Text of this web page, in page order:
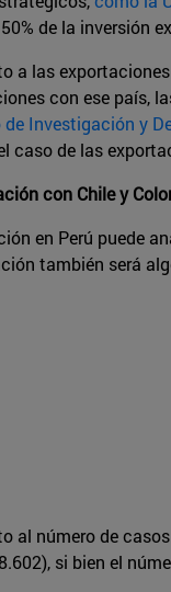
de la inversión
a las
con ese país,
Investigación y
caso de las
con Chile y
en Perú puede
también será
al número de
si bien el